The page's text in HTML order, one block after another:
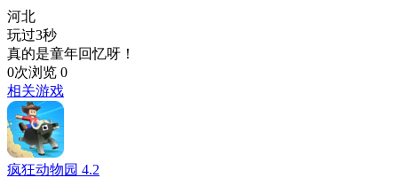
河北
玩过3秒
真的是童年回忆呀！
0次浏览 0
相关游戏
疯狂动物园 4.2